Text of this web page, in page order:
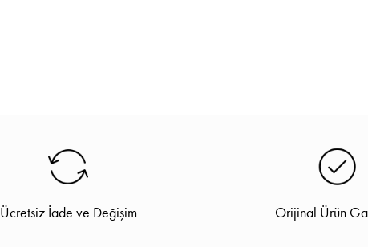
Ücretsiz İade ve Değişim Orijinal Ürün